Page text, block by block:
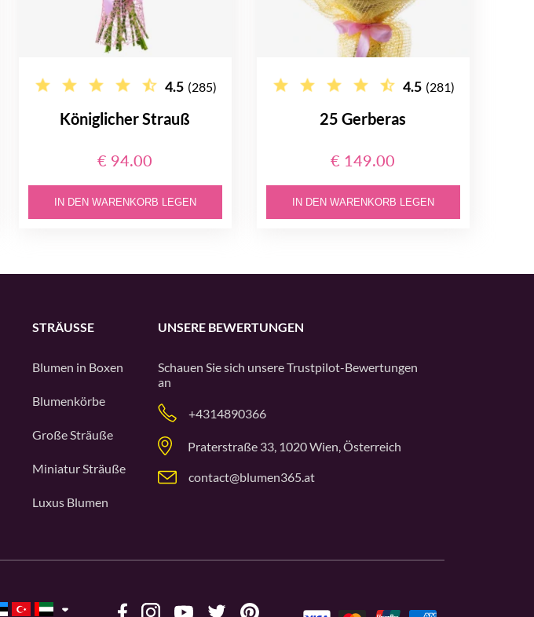
4.5 (285)
Königlicher Strauß
€ 94.00
IN DEN WARENKORB LEGEN
4.5 (281)
25 Gerberas
€ 149.00
IN DEN WARENKORB LEGEN
STRÄUSSE
Blumen in Boxen
Blumenkörbe
Große Sträuße
Miniatur Sträuße
Luxus Blumen
UNSERE BEWERTUNGEN
Schauen Sie sich unsereTrustpilot-Bewertungen
an
+4314890366
Praterstraße 33, 1020 Wien, Österreich
contact@blumen365.at